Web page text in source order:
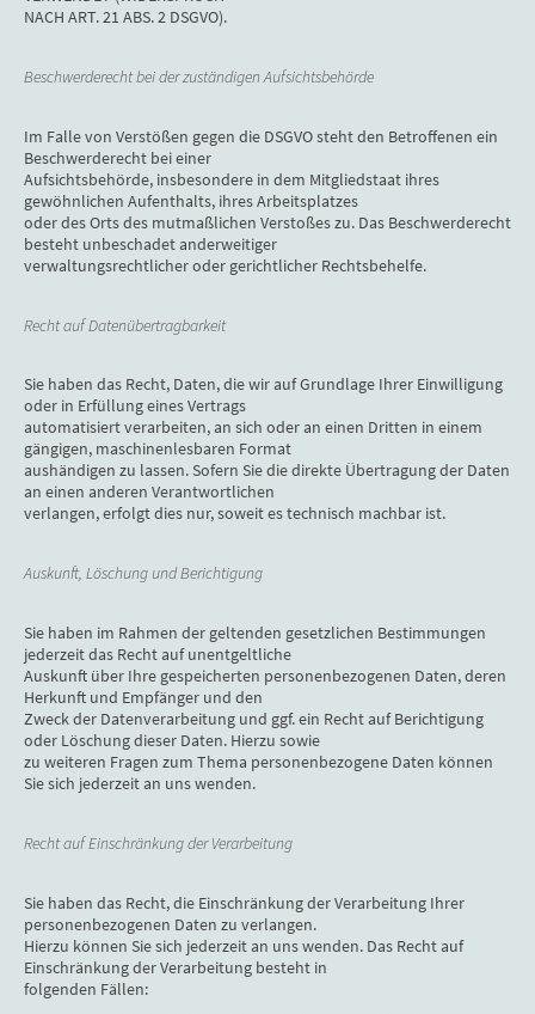
NACH ART. 21 ABS. 2 DSGVO).
Beschwerderecht bei der zuständigen Aufsichtsbehörde
Im Falle von Verstößen gegen die DSGVO steht den Betroffenen ein
Beschwerderecht bei einer
Aufsichtsbehörde, insbesondere in dem Mitgliedstaat ihres
gewöhnlichen Aufenthalts, ihres Arbeitsplatzes
oder des Orts des mutmaßlichen Verstoßes zu. Das Beschwerderecht
besteht unbeschadet anderweitiger
verwaltungsrechtlicher oder gerichtlicher Rechtsbehelfe.
Recht auf Datenübertragbarkeit
Sie haben das Recht, Daten, die wir auf Grundlage Ihrer Einwilligung
oder in Erfüllung eines Vertrags
automatisiert verarbeiten, an sich oder an einen Dritten in einem
gängigen, maschinenlesbaren Format
aushändigen zu lassen. Sofern Sie die direkte Übertragung der Daten
an einen anderen Verantwortlichen
verlangen, erfolgt dies nur, soweit es technisch machbar ist.
Auskunft, Löschung und Berichtigung
Sie haben im Rahmen der geltenden gesetzlichen Bestimmungen
jederzeit das Recht auf unentgeltliche
Auskunft über Ihre gespeicherten personenbezogenen Daten, deren
Herkunft und Empfänger und den
Zweck der Datenverarbeitung und ggf. ein Recht auf Berichtigung
oder Löschung dieser Daten. Hierzu sowie
zu weiteren Fragen zum Thema personenbezogene Daten können
Sie sich jederzeit an uns wenden.
Recht auf Einschränkung der Verarbeitung
Sie haben das Recht, die Einschränkung der Verarbeitung Ihrer
personenbezogenen Daten zu verlangen.
Hierzu können Sie sich jederzeit an uns wenden. Das Recht auf
Einschränkung der Verarbeitung besteht in
folgenden Fällen: